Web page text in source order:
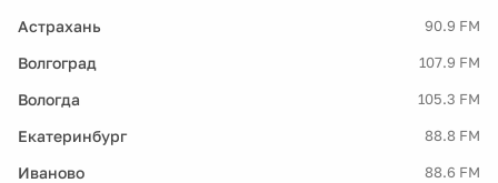
Астрахань 90.9 FM
Волгоград 107.9 FM
Вологда 105.3 FM
Екатеринбург 88.8 FM
Иваново 88.6 FM